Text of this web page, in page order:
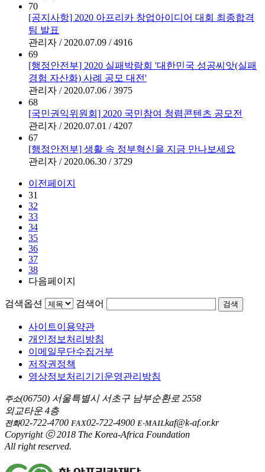
70
[공지사항] 2020 아프리카 창업아이디어 대회 최종합격
팀 발표
관리자 / 2020.07.09 / 4916
69
[행정안전부] 2020 실패박람회 '대한민국 성공씨앗(실패
경험 자산화) 사례 공모 대전'
관리자 / 2020.07.06 / 3975
68
[국민권익위원회] 2020 국민참여 청렴콘텐츠 공모전
관리자 / 2020.07.01 / 4207
67
[행정안전부] 생활 속 정부혁신을 지금 만나보세요
관리자 / 2020.06.30 / 3729
이전페이지
31
32
33
34
35
36
37
38
다음페이지
검색옵션 검색어 검색
사이트이용약관
개인정보처리방침
이메일무단수집거부
저작권정책
영상정보처리기기운영관리방침
주소(06750) 서울특별시 서초구 남부순환로 2558
외교타운 4층
전화02-722-4700 FAX02-722-4900 E-MAILkaf@k-af.or.kr
Copyright ⓒ 2018 The Korea-Africa Foundation
All right reserved.